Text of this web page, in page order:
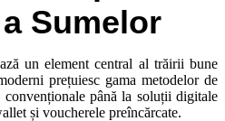
Sumelor
un element central al trăirii bune
prețuiesc gama metodelor de
convenționale până la soluții digitale
și voucherele preîncărcate.